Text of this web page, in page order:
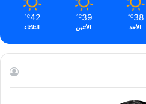
38
℃
الأحد
39
℃
الأثنين
42
℃
الثلاثاء